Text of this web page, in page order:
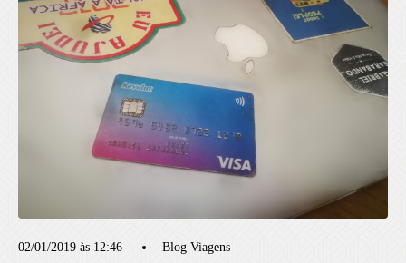
02/01/2019 às 12:46 Blog Viagens